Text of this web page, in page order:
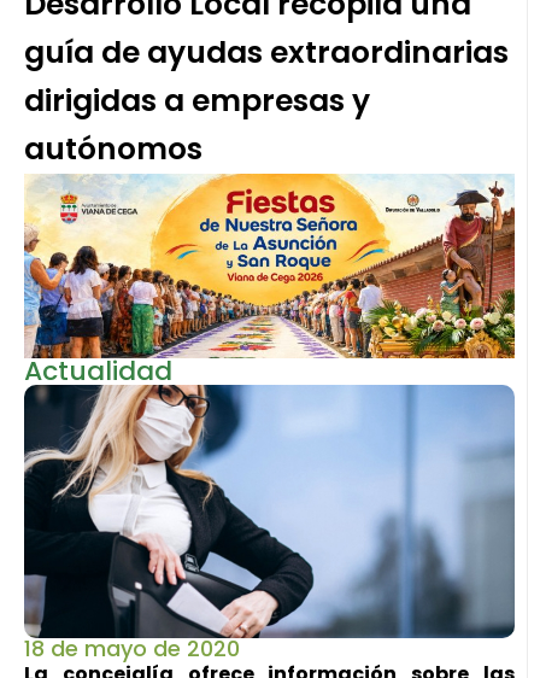
guía de ayudas extraordinarias
dirigidas a empresas y
autónomos
Actualidad
18 de mayo de 2020